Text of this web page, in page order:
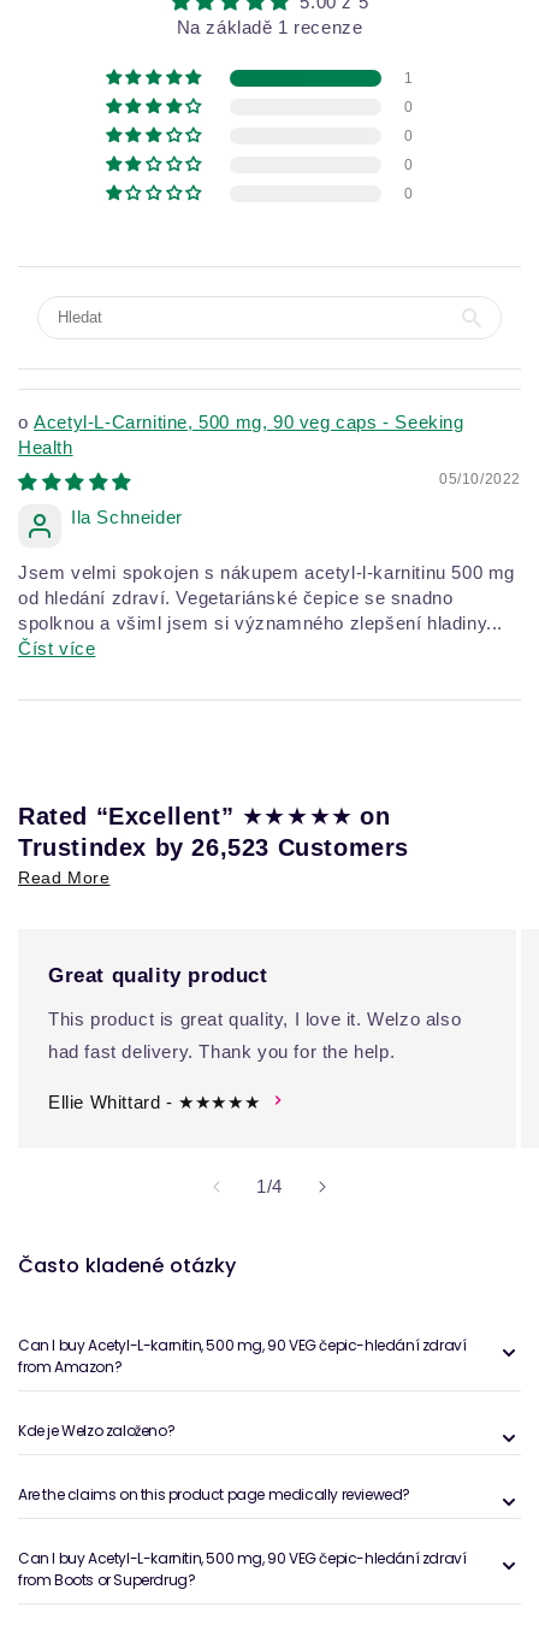
Na základě 1 recenze
1
0
0
0
0
Acetyl-L-Carnitine, 500 mg, 90 veg caps - Seeking
Health
05/10/2022
Ila Schneider
Jsem velmi spokojen s nákupem acetyl-l-karnitinu 500 mg
od hledání zdraví. Vegetariánské čepice se snadno
spolknou a všiml jsem si významného zlepšení hladiny...
Číst více
Rated “Excellent” ★★★★★on
Trustindex by 26,523 Customers
Read More
Great quality product
This product is great quality, I love it. Welzo also
had fast delivery. Thank you for the help.
Ellie Whittard - ★★★★★
1/z4
Často kladené otázky
Can I buy Acetyl-L-karnitin, 500 mg, 90 VEG čepic-hledání zdraví
from Amazon?
Kde je Welzo založeno?
Are the claims on this product page medically reviewed?
Can I buy Acetyl-L-karnitin, 500 mg, 90 VEG čepic-hledání zdraví
from Boots or Superdrug?